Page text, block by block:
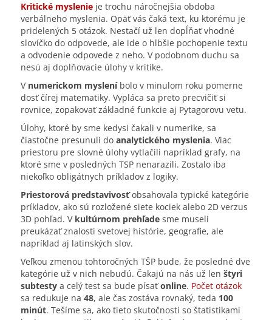
Kritické myslenieje trochu náročnejšia obdoba
verbálneho myslenia. Opäť vás čaká text, ku ktorému je
pridelených 5 otázok. Nestačí už len dopĺňať vhodné
slovíčko do odpovede, ale ide o hlbšie pochopenie textu
a odvodenie odpovede z neho. V podobnom duchu sa
nesú aj doplňovacie úlohy v kritike.
Vnumerickom mysleníbolo v minulom roku pomerne
dosť čírej matematiky. Vypláca sa preto precvičiť si
rovnice, zopakovať základné funkcie aj Pytagorovu vetu.
Úlohy, ktoré by sme kedysi čakali v numerike, sa
čiastočne presunuli do analytického myslenia. Viac
priestoru pre slovné úlohy vytlačili napríklad grafy, na
ktoré sme v posledných TSP nenarazili. Zostalo iba
niekoľko obligátnych príkladov z logiky.
Priestorová predstavivosťobsahovala typické kategórie
príkladov, ako sú rozložené siete kociek alebo 2D verzus
3D pohľad. V kultúrnom prehľadesme museli
preukázať znalosti svetovej histórie, geografie, ale
napríklad aj latinských slov.
Veľkou zmenou tohtoročných TŠP bude, že posledné dve
kategórie už v nich nebudú. Čakajú na nás už len štyri
subtestya celý test sa bude písaťonline. Počet otázok
sa redukuje na 48, ale čas zostáva rovnaký, teda 100
minút. Tešíme sa, ako tieto skutočnosti so štatistikami